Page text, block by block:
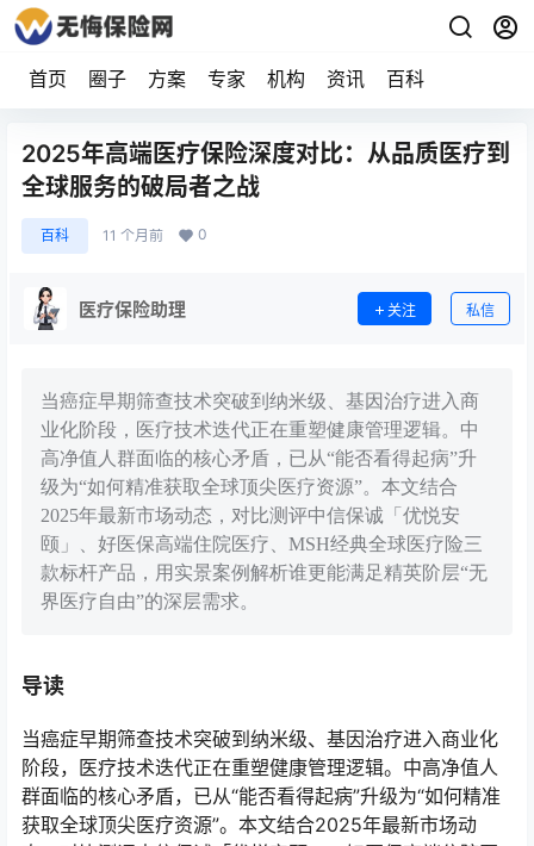
首页 圈子 方案 专家 机构 资讯 百科
2025年高端医疗保险深度对比：从品质医疗到
全球服务的破局者之战
百科 11 个月前 0
医疗保险助理 关注 私信
当癌症早期筛查技术突破到纳米级、基因治疗进入商
业化阶段，医疗技术迭代正在重塑健康管理逻辑。中
高净值人群面临的核心矛盾，已从“能否看得起病”升
级为“如何精准获取全球顶尖医疗资源”。本文结合
2025年最新市场动态，对比测评中信保诚「优悦安
颐」、好医保高端住院医疗、MSH经典全球医疗险三
款标杆产品，用实景案例解析谁更能满足精英阶层“无
界医疗自由”的深层需求。
导读
当癌症早期筛查技术突破到纳米级、基因治疗进入商业化
阶段，医疗技术迭代正在重塑健康管理逻辑。中高净值人
群面临的核心矛盾，已从“能否看得起病”升级为“如何精准
获取全球顶尖医疗资源”。本文结合2025年最新市场动